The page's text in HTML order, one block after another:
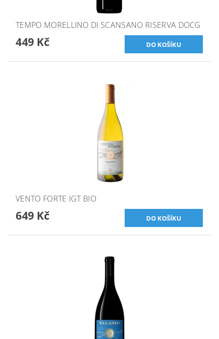
TEMPO MORELLINO DI SCANSANO RISERVA DOCG
449 Kč
VENTO FORTE IGT BIO
649 Kč